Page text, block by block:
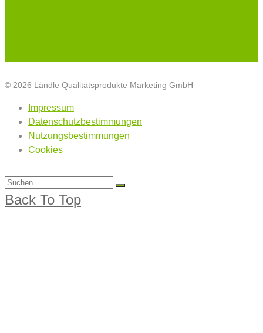
© 2026 Ländle Qualitätsprodukte Marketing GmbH
Impressum
Datenschutzbestimmungen
Nutzungsbestimmungen
Cookies
Back To Top